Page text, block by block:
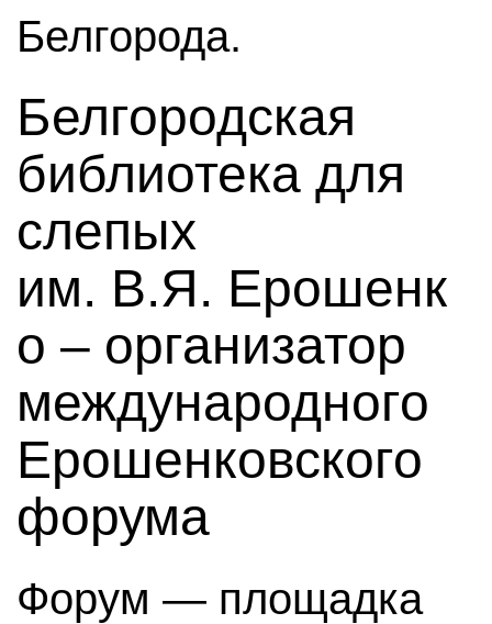
Белгорода.
Белгородская
библиотека для
слепых
им. В.Я. Ерошенк
о – организатор
международного
Ерошенковского
форума
Форум — площадка